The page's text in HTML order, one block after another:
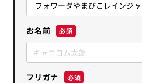
お名前
フリガナ